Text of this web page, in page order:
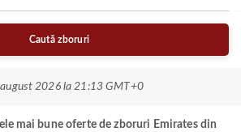
Caută zboruri
2026 la 21:13 GMT+0
mai bune oferte de zboruri Emirates din